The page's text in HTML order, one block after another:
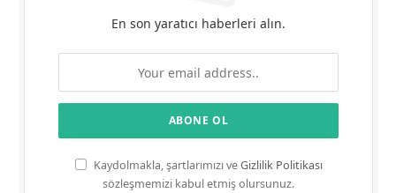
En son yaratıcı haberleri alın.
Kaydolmakla, şartlarımızı veGizlilik Politikası
sözleşmemizi kabul etmiş olursunuz.